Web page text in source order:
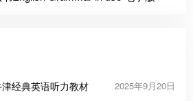
经典英语听力教材 2025年9月20日